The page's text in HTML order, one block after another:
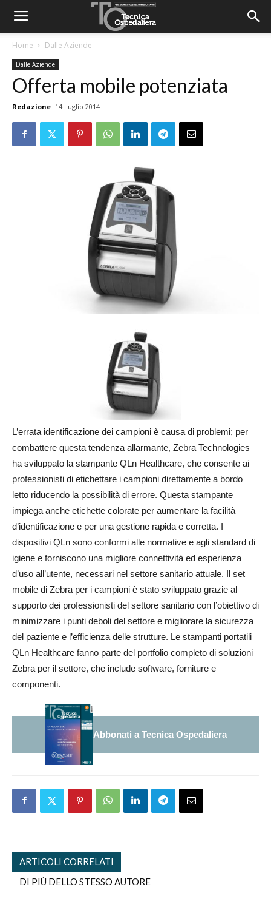
Home Dalle Aziende
Dalle Aziende
Offerta mobile potenziata
Redazione 14 Luglio 2014
L’errata identificazione dei campioni è causa di problemi; per
combattere questa tendenza allarmante, Zebra Technologies
ha sviluppato la stampante QLn Healthcare, che consente ai
professionisti di etichettare i campioni direttamente a bordo
letto riducendo la possibilità di errore. Questa stampante
impiega anche etichette colorate per aumentare la facilità
d’identificazione e per una gestione rapida e corretta. I
dispositivi QLn sono conformi alle normative e agli standard di
igiene e forniscono una migliore connettività ed esperienza
d’uso all’utente, necessari nel settore sanitario attuale. Il set
mobile di Zebra per i campioni è stato sviluppato grazie al
supporto dei professionisti del settore sanitario con l’obiettivo di
minimizzare i punti deboli del settore e migliorare la sicurezza
del paziente e l’efficienza delle strutture. Le stampanti portatili
QLn Healthcare fanno parte del portfolio completo di soluzioni
Zebra per il settore, che include software, forniture e
componenti.
Abbonati a Tecnica Ospedaliera
ARTICOLI CORRELATI
DI PIÙ DELLO STESSO AUTORE